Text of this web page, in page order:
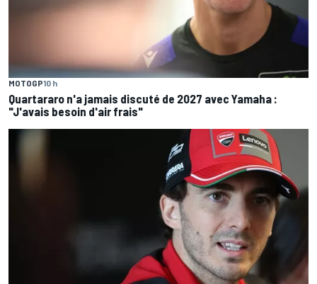
MOTOGP10 h
Quartararo n'a jamais discuté de 2027 avec Yamaha :
"J'avais besoin d'air frais"